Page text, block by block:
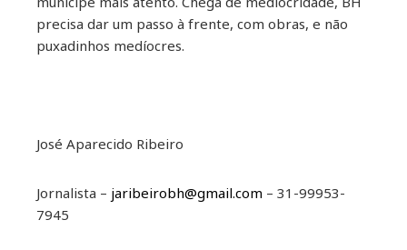
precisa dar um passo à frente, com obras, e não
puxadinhos medíocres.
José Aparecido Ribeiro
Jornalista – jaribeirobh@gmail.com – 31-99953-
7945